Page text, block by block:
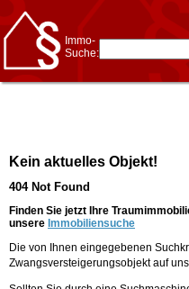
Immo-
Suche:
* Suche verfeinern durch
Kombinieren
Frankfurt/Oder
am Main
Immobiliensuche
nach Kreis
nach Amtsgericht
Kein aktuelles Objekt!
404 Not Found
Finden Sie jetzt Ihre
unsere Immobiliensuche
Die von Ihnen eingegebenen
Zwangsversteigerungsobjekt auf